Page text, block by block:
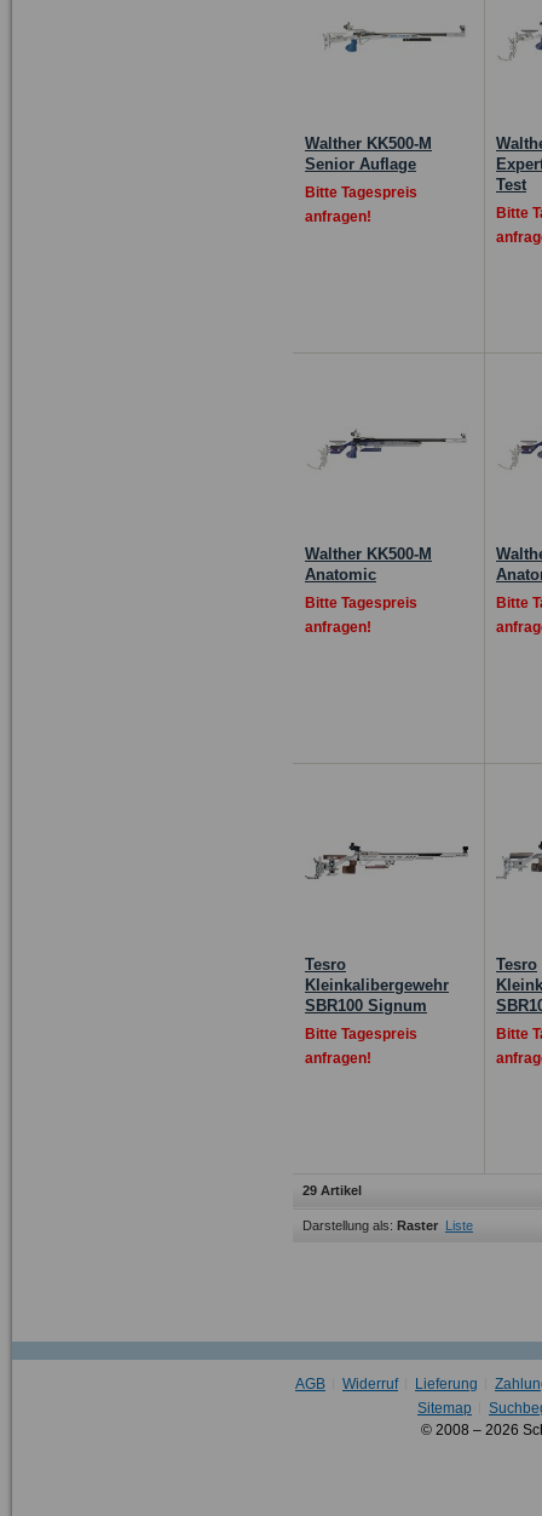
Walther KK500-M
Senior Auflage
Bitte Tagespreis
anfragen!
Test
Bitte
Walther KK500-M
Anatomic
Bitte Tagespreis
anfragen!
Bitte
Tesro
Kleinkalibergewehr
SBR100 Signum
Bitte Tagespreis
anfragen!
Tesro
Bitte
29 Artikel
Darstellung als: Raster Liste
AGB Widerruf Lieferung
Sitemap
© 2008 – 2026